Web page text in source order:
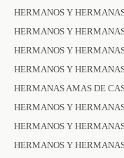
HERMANOS Y
HERMANOS Y
HERMANOS Y
HERMANOS Y
HERMANAS AMAS DE
HERMANOS Y
HERMANOS Y
HERMANOS Y